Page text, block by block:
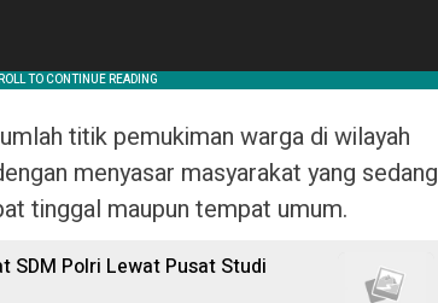
titik pemukiman warga di wilayah
menyasar masyarakat yang sedang
tinggal maupun tempat umum.
SDM Polri Lewat Pusat Studi